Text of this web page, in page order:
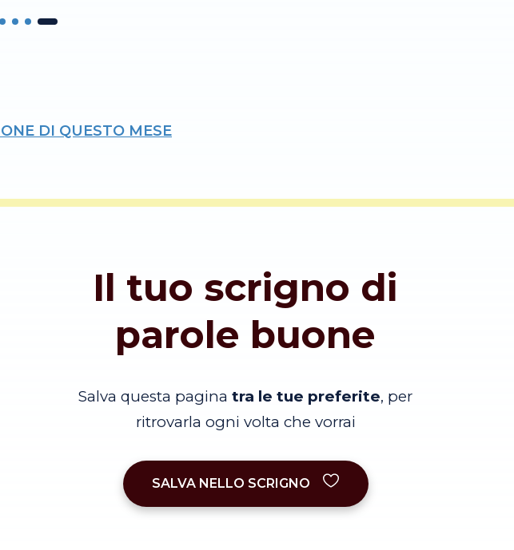
DI QUESTO MESE
Il tuo scrigno di
parole buone
Salva questa pagina tra le tue preferite, per
ritrovarla ogni volta che vorrai
SALVA NELLO SCRIGNO